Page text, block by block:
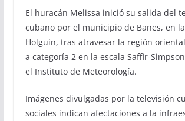
El huracán Melissa inició su salida del
cubano por el municipio de Banes, en
Holguín, tras atravesar la región
a categoría 2 en la escala Saffir-
el Instituto de Meteorología.
Imágenes divulgadas por la televisión
sociales indican afectaciones a la